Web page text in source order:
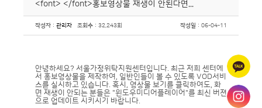
<font> </font>홍보영상물 재생이 안된다면...
작성자 : 관리자 조회수 : 32,243회 작성일 : 06-04-11
안녕하세요? 서울가정위탁지원센터입니다. 최근 저희 센터에
서 홍보영상물을 제작하여, 일반인들이 볼 수 있도록 VOD서비
스를 실시하고 있습니다. 혹시, 영상물 보기를 클릭하여도, 화
면 재생이 안되는 분들은 "윈도우미디어플레이어"를 최신 버젼
으로 업데이트 시키시기 바랍니다.